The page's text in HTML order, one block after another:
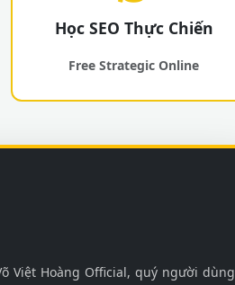
Học SEO Thực Chiến
Free Strategic Online
Việt Hoàng Official, quý người dùng